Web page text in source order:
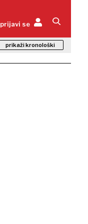
prijavi se
prikaži kronološki